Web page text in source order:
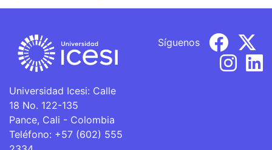
Universidad Icesi: Calle
18 No. 122-135
Pance, Cali - Colombia
Teléfono: +57 (602) 555
Síguenos